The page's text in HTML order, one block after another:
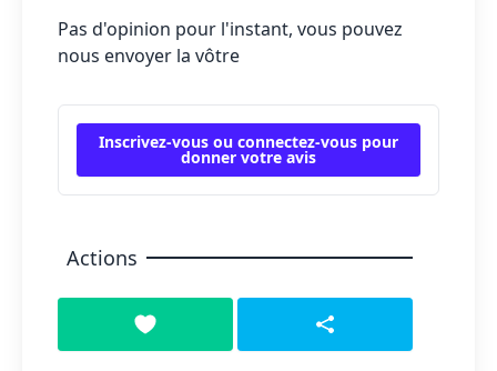
Pas d'opinion pour l'instant, vous pouvez
nous envoyer la vôtre
Inscrivez-vous ou connectez-vous pour
donner votre avis
Actions